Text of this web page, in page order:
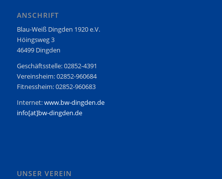
ANSCHRIFT
Blau-Weiß Dingden 1920 e.V.
Höingsweg 3
46499 Dingden
Geschäftsstelle: 02852-4391
Vereinsheim: 02852-960684
Fitnessheim: 02852-960683
Internet:www.bw-dingden.de
info[at]bw-dingden.de
UNSER VEREIN